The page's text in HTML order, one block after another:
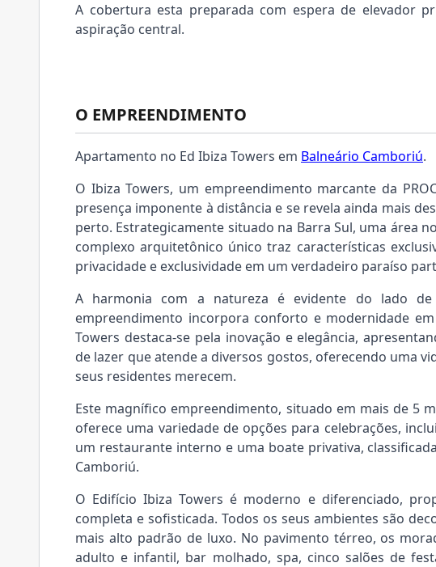
A cobertura esta preparada com espera de elevador
aspiração central.
O EMPREENDIMENTO
Apartamento no Ed Ibiza Towers em Balneário Camboriú.
O Ibiza Towers, um empreendimento marcante da
presença imponente à distância e se revela ainda mais
perto. Estrategicamente situado na Barra Sul, uma área
complexo arquitetônico único traz características
privacidade e exclusividade em um verdadeiro paraíso
A harmonia com a natureza é evidente do lado
empreendimento incorpora conforto e modernidade
Towers destaca-se pela inovação e elegância,
de lazer que atende a diversos gostos, oferecendo uma
seus residentes merecem.
Este magnífico empreendimento, situado em mais de 5
oferece uma variedade de opções para celebrações,
um restaurante interno e uma boate privativa,
Camboriú.
O Edifício Ibiza Towers é moderno e diferenciado,
completa e sofisticada. Todos os seus ambientes são
mais alto padrão de luxo. No pavimento térreo, os
adulto e infantil, bar molhado, spa, cinco salões de